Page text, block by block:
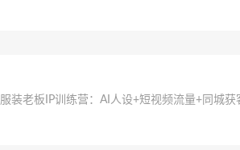
服装老板IP训练营：AI人设+短视频流量+同城